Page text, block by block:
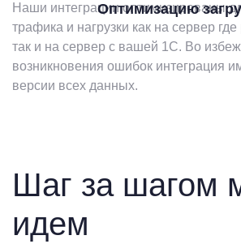
Оптимизацию
Наши интеграции оптимизированы
трафика и нагрузки как на сервер
так и на сервер с вашей 1С. Во
возникновения ошибок интеграция
версии всех данных.
Шаг за шагом
идем